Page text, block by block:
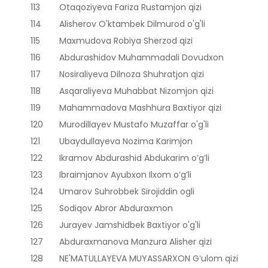
113
Otaqoziyeva Fariza Rustamjon qizi
114
Alisherov O'ktambek Dilmurod o'g'li
115
Maxmudova Robiya Sherzod qizi
116
Abdurashidov Muhammadali Dovudxon
117
Nosiraliyeva Dilnoza Shuhratjon qizi
118
Asqaraliyeva Muhabbat Nizomjon qizi
119
Mahammadova Mashhura Baxtiyor qizi
120
Murodillayev Mustafo Muzaffar o'g'li
121
Ubaydullayeva Nozima Karimjon
122
Ikramov Abdurashid Abdukarim o’g’li
123
Ibraimjanov Ayubxon Ilxom o’g’li
124
Umarov Suhrobbek Sirojiddin ogli
125
Sodiqov Abror Abduraxmon
126
Jurayev Jamshidbek Baxtiyor o'g'li
127
Abduraxmanova Manzura Alisher qizi
128
NE'MATULLAYEVA MUYASSARXON Gʻulom qizi